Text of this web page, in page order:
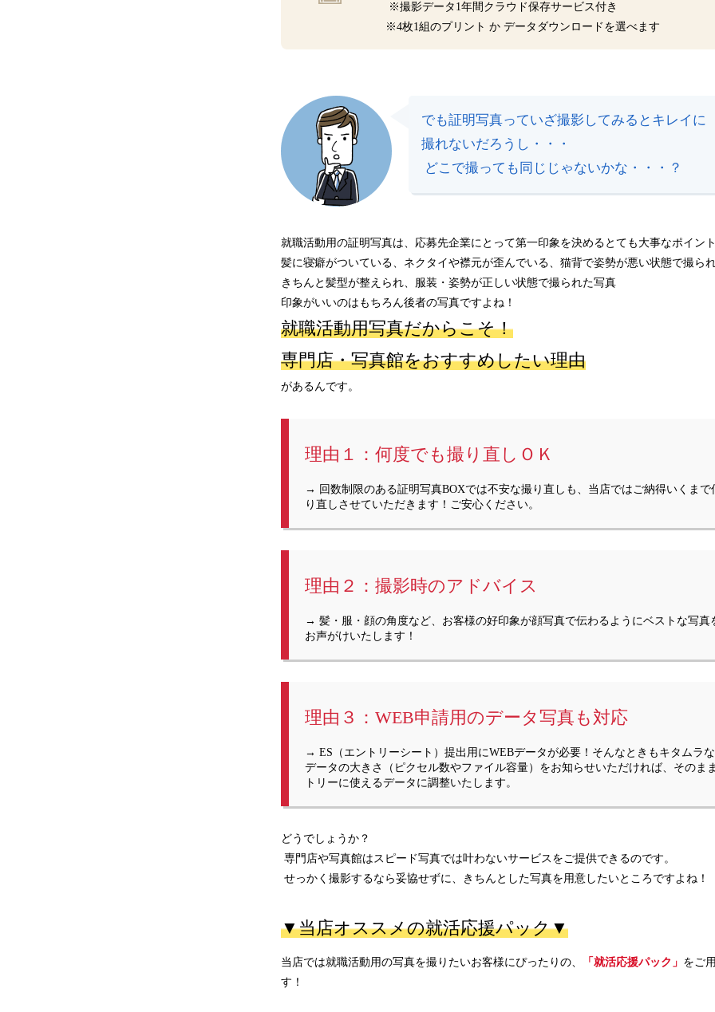
※撮影データ1年間クラウド保存サービス付き
※4枚1組のプリント か データダウンロードを選べます
でも証明写真っていざ撮影してみるとキレイに
撮れないだろうし・・・
どこで撮っても同じじゃないかな・・・？
就職活動用の証明写真は、応募先企業にとって第一印象を決めるとても大事なポイン
髪に寝癖がついている、ネクタイや襟元が歪んでいる、猫背で姿勢が悪い状態で撮ら
きちんと髪型が整えられ、服装・姿勢が正しい状態で撮られた写真
印象がいいのはもちろん後者の写真ですよね！
就職活動用写真だからこそ！
専門店・写真館をおすすめしたい理由
があるんです。
理由１：何度でも撮り直しＯＫ
→ 回数制限のある証明写真BOXでは不安な撮り直しも、当店ではご納得いくまで
り直しさせていただきます！ご安心ください。
理由２：撮影時のアドバイス
→ 髪・服・顔の角度など、お客様の好印象が顔写真で伝わるようにベストな写真
お声がけいたします！
理由３：WEB申請用のデータ写真も対応
→ ES（エントリーシート）提出用にWEBデータが必要！そんなときもキタムラ
データの大きさ（ピクセル数やファイル容量）をお知らせいただければ、そのま
トリーに使えるデータに調整いたします。
どうでしょうか？
専門店や写真館はスピード写真では叶わないサービスをご提供できるのです。
せっかく撮影するなら妥協せずに、きちんとした写真を用意したいところですよね！
▼当店オススメの就活応援パック▼
当店では就職活動用の写真を撮りたいお客様にぴったりの、 「就活応援パック」 をご
す！